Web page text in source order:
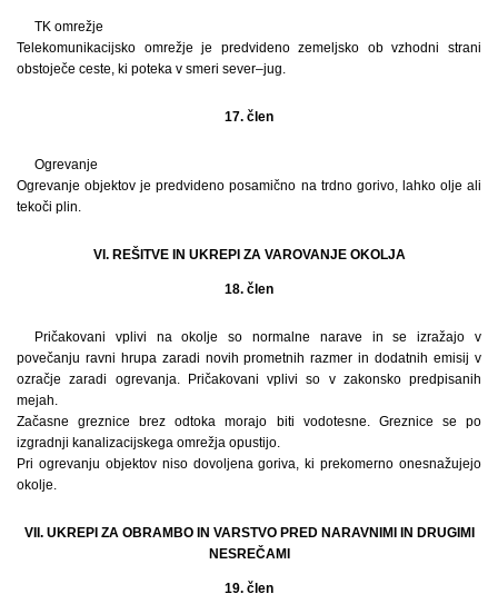
TK omrežje
Telekomunikacijsko omrežje je predvideno zemeljsko ob vzhodni strani
obstoječe ceste, ki poteka v smeri sever–jug.
17. člen
Ogrevanje
Ogrevanje objektov je predvideno posamično na trdno gorivo, lahko olje ali
tekoči plin.
VI. REŠITVE IN UKREPI ZA VAROVANJE OKOLJA
18. člen
Pričakovani vplivi na okolje so normalne narave in se izražajo v
povečanju ravni hrupa zaradi novih prometnih razmer in dodatnih emisij v
ozračje zaradi ogrevanja. Pričakovani vplivi so v zakonsko predpisanih
mejah.
Začasne greznice brez odtoka morajo biti vodotesne. Greznice se po
izgradnji kanalizacijskega omrežja opustijo.
Pri ogrevanju objektov niso dovoljena goriva, ki prekomerno onesnažujejo
okolje.
VII. UKREPI ZA OBRAMBO IN VARSTVO PRED NARAVNIMI IN DRUGIMI
NESREČAMI
19. člen